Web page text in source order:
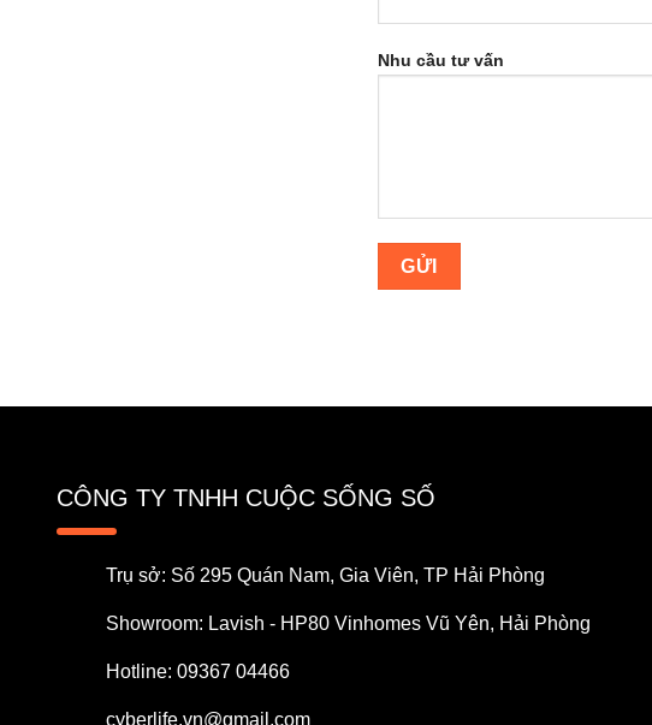
Nhu cầu tư vấn
CÔNG TY TNHH CUỘC SỐNG SỐ
Trụ sở: Số 295 Quán Nam, Gia Viên, TP Hải Phòng
Showroom: Lavish - HP80 Vinhomes Vũ Yên, Hải Phòng
Hotline: 09367 04466
cyberlife.vn@gmail.com